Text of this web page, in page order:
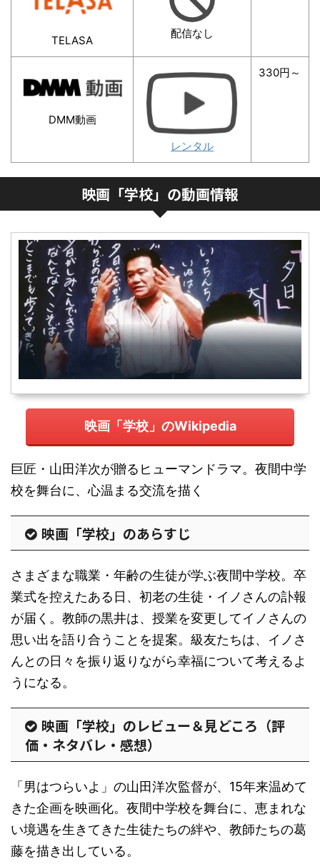
TELASA
配信なし
DMM動画
レンタル
330円～
映画「学校」の動画情報
映画「学校」のWikipedia
巨匠・山田洋次が贈るヒューマンドラマ。夜間中学
校を舞台に、心温まる交流を描く
映画「学校」のあらすじ
さまざまな職業・年齢の生徒が学ぶ夜間中学校。卒
業式を控えたある日、初老の生徒・イノさんの訃報
が届く。教師の黒井は、授業を変更してイノさんの
思い出を語り合うことを提案。級友たちは、イノさ
んとの日々を振り返りながら幸福について考えるよ
うになる。
映画「学校」のレビュー＆見どころ（評
価・ネタバレ・感想）
「男はつらいよ」の山田洋次監督が、15年来温めて
きた企画を映画化。夜間中学校を舞台に、恵まれな
い境遇を生きてきた生徒たちの絆や、教師たちの葛
藤を描き出している。